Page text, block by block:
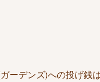
ーデンズ)への投げ銭